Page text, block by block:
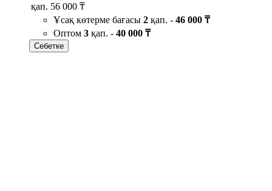
қап. 56 000 ₸
Ұсақ көтерме бағасы 2 қап. - 46 000 ₸
Оптом 3 қап. - 40 000 ₸
Себетке